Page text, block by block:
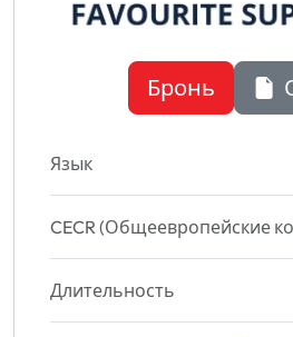
Бронь
Язык
CECR (Общеевропейские
Длительность